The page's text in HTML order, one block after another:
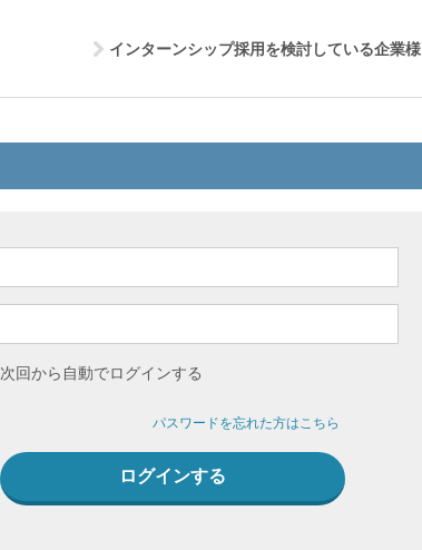
インターンシップ採用を検討している企業
次回から自動でログインする
パスワードを忘れた方はこちら